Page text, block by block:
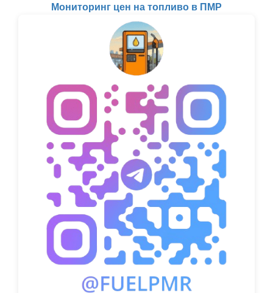
Мониторинг цен на топливо в ПМР